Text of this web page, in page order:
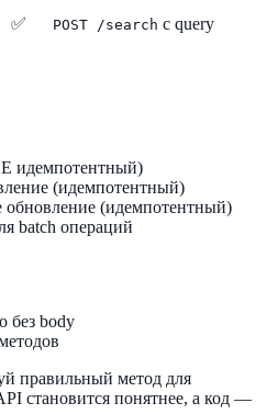
✅ POST /search с query
идемпотентный)
(идемпотентный)
(идемпотентный)
batch операций
без body
правильный метод для
становится понятнее, а код —